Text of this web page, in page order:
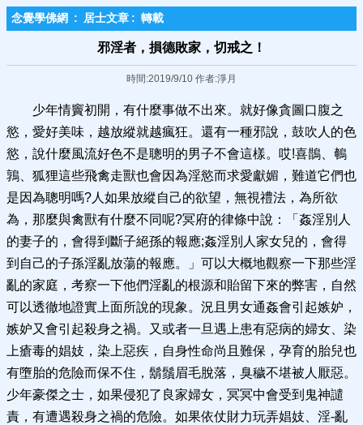
念覺學佛網 : 居士文章 : 轉載
邪淫者，損德敗家，切戒之！
時間:2019/9/10 作者:淨月
少年情竇初開，有什麼事做不出來。就好像貪圖口腹之
慾，愛好美味，越放縱就越瘋狂。還有一種邪說，鼓吹人的色
慾，說什麼風流好色不是聰明的男子不會這樣。哎!喜鵲、鵪
鶉、狐狸這些飛禽走獸也會因為淫慾而求愛獻媚，難道它們也
是因為聰明嗎?人如果放縱自己的欲望，無視禮法，為所欲
為，那麼與禽獸有什麼不同呢?冥府的律條中說：「姦淫別人
的妻子的，會得到斷子絕孫的報應;姦淫別人家女兒的，會得
到自己的子孫淫亂放蕩的報應。」可以大概地觀察一下那些淫
亂的家庭，考察一下他們淫亂的根源和貽留下來的弊害，自然
可以透徹地證實上面所說的現象。況且男女通姦會引起嫉妒，
嫉妒又會引起殺身之禍。又或者一旦遇上患有惡病的婦女、染
上瘡毒的娼妓，染上惡疾，自身性命尚且難保，孕育的胎兒也
有墮胎的危險而保不住，鬍鬚眉毛脫落，臭穢不堪被人厭惡。
少年豪傑之士，如果侵犯了良家婦女，冥冥中會受到鬼神譴
責，有遭遇殺身之禍的危險。如果依仗財力玩弄娼妓、淫-亂